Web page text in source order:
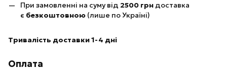
При замовленні на суму від 2500 грн доставка
є безкоштовною (лише по Україні)
Тривалість доставки 1-4 дні
Оплата